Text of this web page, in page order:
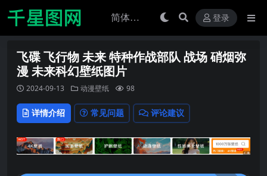
登录
飞碟 飞行物 未来 特种作战部队 战场 硝烟弥
漫 未来科幻壁纸图片
2024-09-13 动漫壁纸 98
详情介绍 常见问题 评论建议